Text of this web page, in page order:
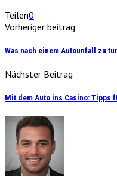
Teilen0
Vorheriger beitrag
Was nach einem Autounfall zu
Nächster Beitrag
Mit dem Auto ins Casino: Tipps